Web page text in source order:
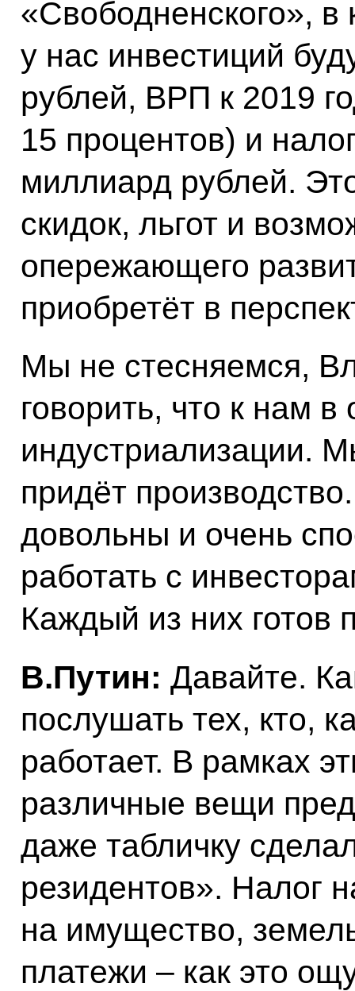
«Свободненского»,
у нас инвестиций
рублей, ВРП к 2019
15 процентов) и
миллиард рублей.
скидок, льгот и
опережающего
приобретёт в
Мы не стесняемся,
говорить, что к нам
индустриализации.
придёт
довольны и очень
работать с
Каждый из них готов
В.Путин: Давайте.
послушать тех, кто,
работает. В рамках
различные вещи
даже табличку
резидентов». Налог
на имущество,
платежи – как это